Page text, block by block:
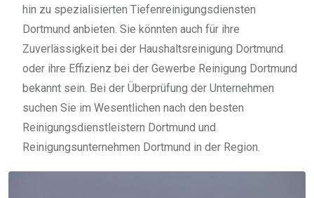
hin zu spezialisierten Tiefenreinigungsdiensten
Dortmund anbieten. Sie könnten auch für ihre
Zuverlässigkeit bei der Haushaltsreinigung Dortmund
oder ihre Effizienz bei der Gewerbe Reinigung Dortmund
bekannt sein. Bei der Überprüfung der Unternehmen
suchen Sie im Wesentlichen nach den besten
Reinigungsdienstleistern Dortmund und
Reinigungsunternehmen Dortmund in der Region.